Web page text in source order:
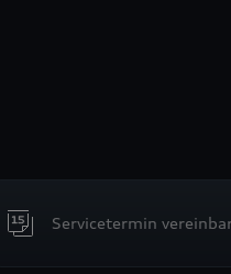
Servicetermin